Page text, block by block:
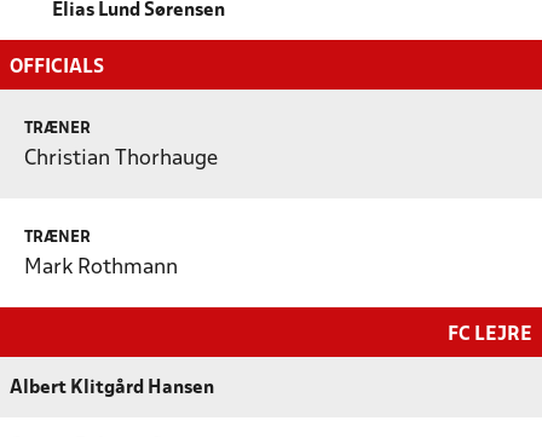
Elias Lund Sørensen
OFFICIALS
TRÆNER
Christian Thorhauge
TRÆNER
Mark Rothmann
FC LEJRE
Albert Klitgård Hansen